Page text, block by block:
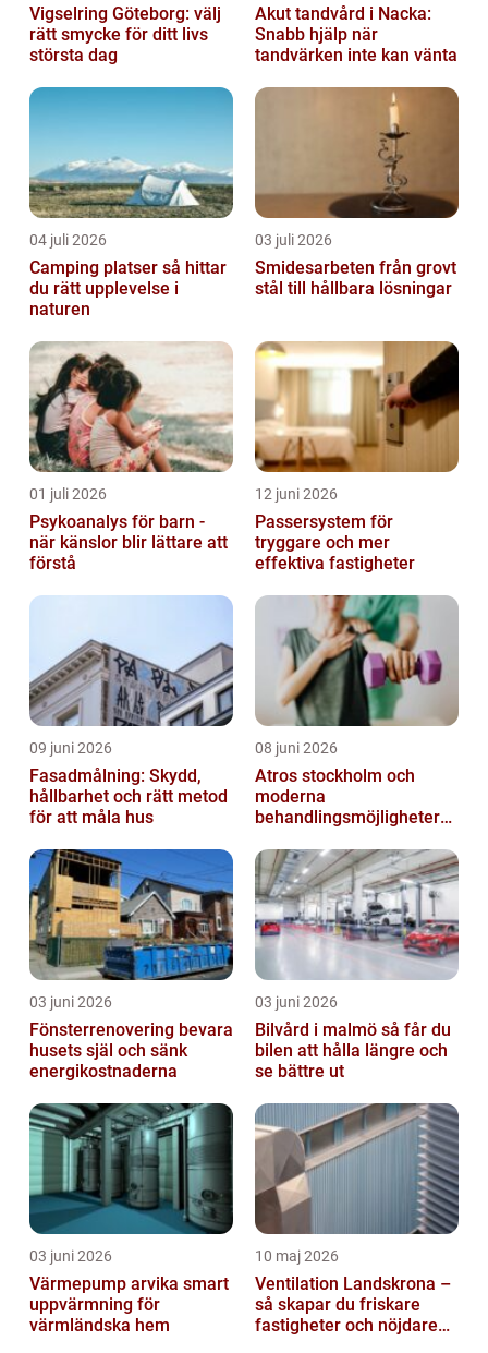
Vigselring Göteborg: välj
rätt smycke för ditt livs
största dag
Akut tandvård i Nacka:
Snabb hjälp när
tandvärken inte kan vänta
04 juli 2026
Camping platser så hittar
du rätt upplevelse i
naturen
03 juli 2026
Smidesarbeten från grovt
stål till hållbara lösningar
01 juli 2026
Psykoanalys för barn -
när känslor blir lättare att
förstå
12 juni 2026
Passersystem för
tryggare och mer
effektiva fastigheter
09 juni 2026
Fasadmålning: Skydd,
hållbarhet och rätt metod
för att måla hus
08 juni 2026
Atros stockholm och
moderna
behandlingsmöjligheter
03 juni 2026
Fönsterrenovering bevara
husets själ och sänk
energikostnaderna
03 juni 2026
Bilvård i malmö så får du
bilen att hålla längre och
se bättre ut
03 juni 2026
Värmepump arvika smart
uppvärmning för
värmländska hem
10 maj 2026
Ventilation Landskrona –
så skapar du friskare
fastigheter och nöjdare